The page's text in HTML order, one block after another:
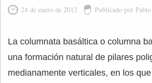
24 de enero de 2012 Publicado por
La columnata basáltica o columna
una formación natural de pilares
medianamente verticales, en los